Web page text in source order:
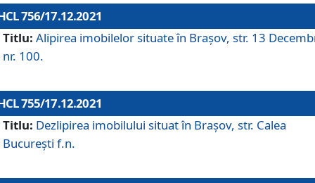
756/17.12.2021
Titlu: Alipirea imobilelor situate în Brașov, str. 13
nr. 100.
755/17.12.2021
Titlu: Dezlipirea imobilului situat în Brașov, str. Calea
București f.n.